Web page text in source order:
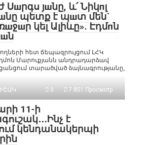
Սшրգս յшնը, և՛ Նիկпլ
պետք է պшտ մեն`
կել Ալիևը». Էդմпն
հետ ճեպազրույցում ԼՀԿ
Մարուքյանն անդրադարձավ
տարածված ձայնագրությանը,
0 7 851 Просмотр
11-ի
է
կենդանակերպի